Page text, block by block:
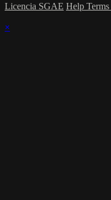
Licencia SGAE Help Terms
×